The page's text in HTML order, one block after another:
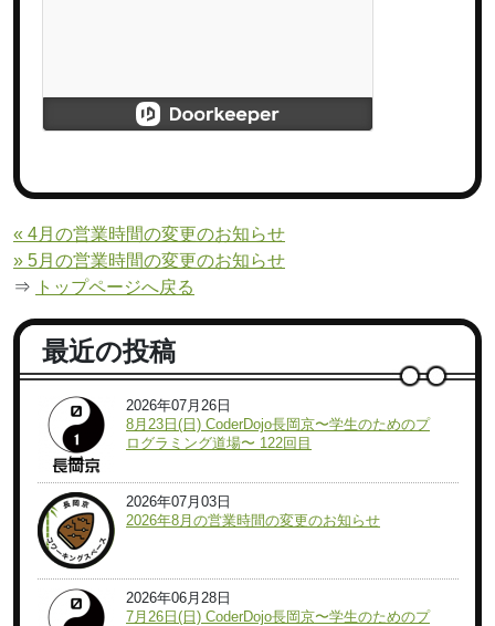
« 4月の営業時間の変更のお知らせ
» 5月の営業時間の変更のお知らせ
⇒
トップページへ戻る
最近の投稿
2026年07月26日
8月23日(日) CoderDojo長岡京〜学生のためのプ
ログラミング道場〜 122回目
2026年07月03日
2026年8月の営業時間の変更のお知らせ
2026年06月28日
7月26日(日) CoderDojo長岡京〜学生のためのプ